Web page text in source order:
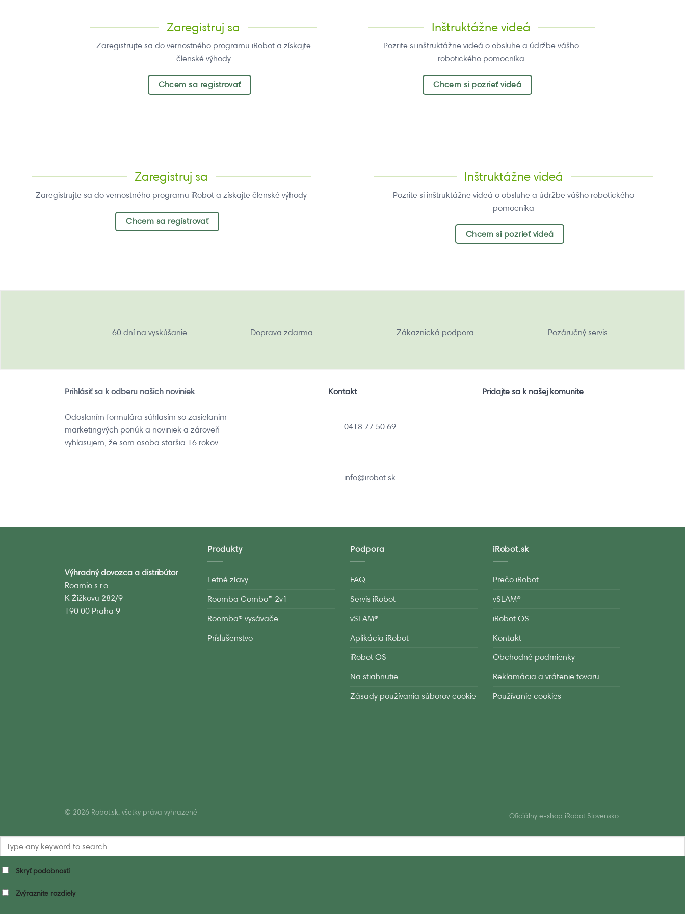
Zaregistruj sa
Zaregistrujte sa do vernostného programu iRobot a získajte
členské výhody
Chcem sa registrovať
Inštruktážne videá
Pozrite si inštruktážne videá o obsluhe a údržbe vášho
robotického pomocníka
Chcem si pozrieť videá
Zaregistruj sa
Zaregistrujte sa do vernostného programu iRobot a získajte členské výhody
Chcem sa registrovať
Inštruktážne videá
Pozrite si inštruktážne videá o obsluhe a údržbe vášho robotického
pomocníka
Chcem si pozrieť videá
60 dní na vyskúšanie Doprava zdarma Zákaznická podpora Pozáručný servis
Prihlásiť sa k odberu našich noviniek
Odoslaním formulára súhlasím so zasielanim
marketingvých ponúk a noviniek a zároveň
vyhlasujem, že som osoba staršia 16 rokov.
Kontakt
0418 77 50 69
info@irobot.sk
Pridajte sa k našej komunite
Výhradný dovozca a distribútor
Roamio s.r.o.
K Žižkovu 282/9
190 00 Praha 9
Produkty
Letné zľavy
Roomba Combo™ 2v1
Roomba® vysávače
Príslušenstvo
Podpora
FAQ
Servis iRobot
vSLAM®
Aplikácia iRobot
iRobot OS
Na stiahnutie
Zásady používania súborov cookie
iRobot.sk
Prečo iRobot
vSLAM®
iRobot OS
Kontakt
Obchodné podmienky
Reklamácia a vrátenie tovaru
Používanie cookies
Oficiálny e-shop iRobot Slovensko.
© 2026 Robot.sk, všetky práva vyhrazené
Skryť podobnosti
Zvýraznite rozdiely